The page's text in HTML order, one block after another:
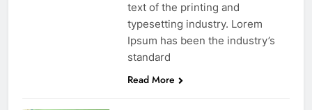
text of the printing and
typesetting industry. Lorem
Ipsum has been the industry’s
standard
Read More